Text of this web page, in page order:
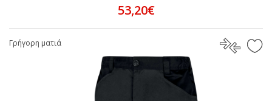
53,20€
Γρήγορη ματιά